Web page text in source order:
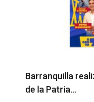
Barranquilla
de la Patria…